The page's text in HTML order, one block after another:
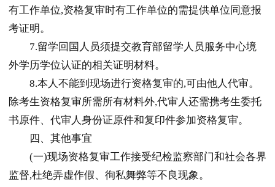
有工作单位,资格复审时有工作单位的需提供单位同意报
考证明。
7.留学回国人员须提交教育部留学人员服务中心境
外学历学位认证的相关证明材料。
8.本人不能到现场进行资格复审的,可由他人代审。
除考生资格复审所需所有材料外,代审人还需携考生委托
书原件、代审人身份证原件和复印件参加资格复审。
四、其他事宜
(一)现场资格复审工作接受纪检监察部门和社会各界
监督,杜绝弄虚作假、徇私舞弊等不良现象。